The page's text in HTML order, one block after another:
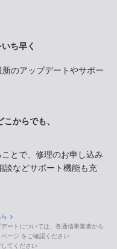
ち早く
のアップデートやサポー
からでも、
とで、修理のお申し込み
談などサポート機能も充
ートについては、各通信事業者から
ージ をご確認ください
てください